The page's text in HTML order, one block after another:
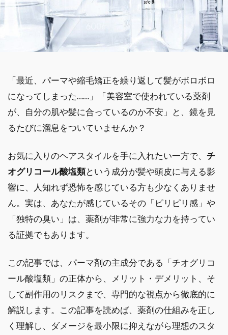
「最近、パーマや縮毛矯正を繰り返して髪がボロボロ
になってしまった……」「美容室で使われている薬剤
が、自分の肌や髪に合っているのか不安」と、鏡を見
るたびに溜息をついていませんか？
お気に入りのヘアスタイルを手に入れたい一方で、 チ
オグリコール酸塩類という成分が髪や頭皮に与える影
響に、人知れず恐怖を感じている方も少なくありませ
ん。実は、あなたが感じているその「ピリピリ感」や
「独特の臭い」は、薬剤が非常に強力な力を持ってい
る証拠でもあります。
この記事では、パーマ剤の主成分である「チオグリコ
ール酸塩類」の正体から、メリット・デメリット、そ
して副作用のリスクまで、専門的な視点から徹底的に
解説します。この記事を読めば、薬剤の仕組みを正し
く理解し、ダメージを最小限に抑えながら理想のスタ